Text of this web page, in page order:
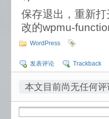
保存退出，重新
改的wpmu-
WordPress
发表评论 Trackback
本文目前尚无任何评